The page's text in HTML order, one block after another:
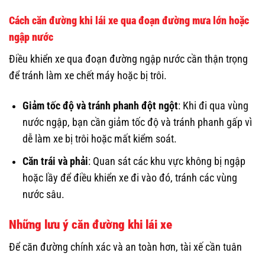
Cách căn đường khi lái xe qua đoạn đường mưa lớn hoặc
ngập nước
Điều khiển xe qua đoạn đường ngập nước cần thận trọng
để tránh làm xe chết máy hoặc bị trôi.
Giảm tốc độ và tránh phanh đột ngột: Khi đi qua vùng
nước ngập, bạn cần giảm tốc độ và tránh phanh gấp vì
dễ làm xe bị trôi hoặc mất kiểm soát.
Căn trái và phải: Quan sát các khu vực không bị ngập
hoặc lầy để điều khiển xe đi vào đó, tránh các vùng
nước sâu.
Những lưu ý căn đường khi lái xe
Để căn đường chính xác và an toàn hơn, tài xế cần tuân